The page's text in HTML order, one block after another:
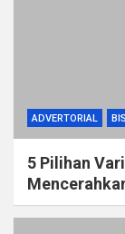
ADVERTORIAL
5 Pilihan